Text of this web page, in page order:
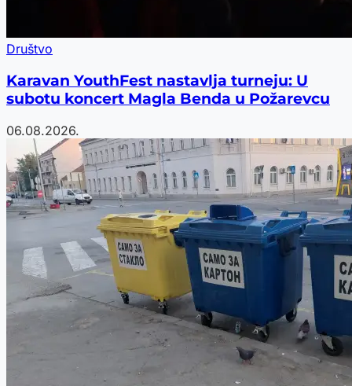
Društvo
Karavan YouthFest nastavlja turneju: U
subotu koncert Magla Benda u Požarevcu
06.08.2026.